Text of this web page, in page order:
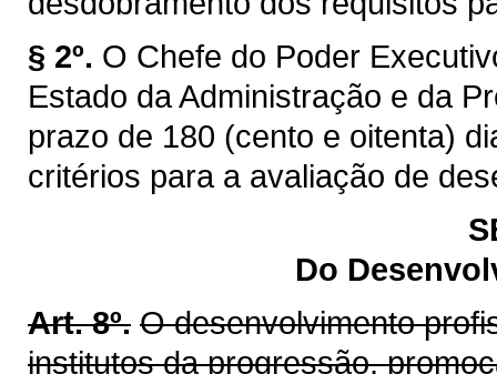
§ 2º. O Chefe do Poder
Estado da Administração e da
prazo de 180 (cento e oitenta)
critérios para a avaliação de
Do
Art. 8º. O desenvolvimento
institutos da progressão,